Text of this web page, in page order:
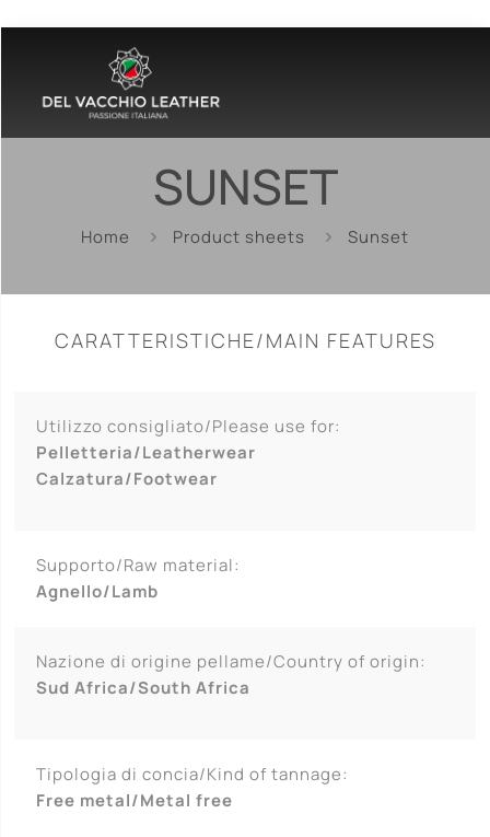
SUNSET
Home Product sheets Sunset
CARATTERISTICHE/MAIN FEATURES
Utilizzo consigliato/Please use for:
Pelletteria/Leatherwear
Calzatura/Footwear
Supporto/Raw material:
Agnello/Lamb
Nazione di origine pellame/Country of origin:
Sud Africa/South Africa
Tipologia di concia/Kind of tannage:
Free metal/Metal free